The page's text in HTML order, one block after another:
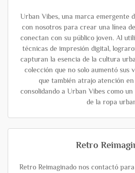
Urban Vibes, una marca emergente
con nosotros para crear una línea
conectan con su público joven. Al
técnicas de impresión digital,
capturan la esencia de la cultura
colección que no solo aumentó sus
que también atrajo atención en
consolidando a Urban Vibes como
de la ropa
Retro
Retro Reimaginado nos contactó